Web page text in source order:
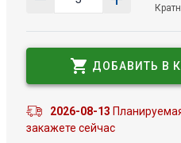
ДОБАВИТЬ В
2026-08-13
закажете сейчас